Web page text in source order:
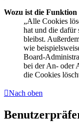
Wozu ist die Funktion
„Alle Cookies
hat und die dafür
bleibst.
wie
Board-
bei der An- oder
die Cookies
Nach oben